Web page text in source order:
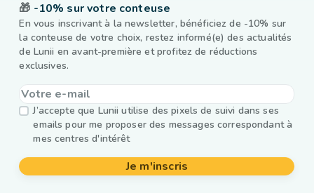
🎁 -10% sur votre conteuse
En vous inscrivant à la newsletter, bénéficiez de -10% sur
la conteuse de votre choix, restez informé(e) des actualités
de Lunii en avant-première et profitez de réductions
exclusives.
J’accepte que Lunii utilise des pixels de suivi dans ses
emails pour me proposer des messages correspondant à
mes centres d'intérêt
Je m'inscris